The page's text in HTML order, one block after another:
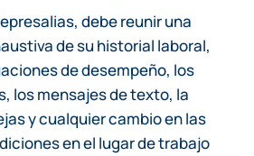
debe reunir una
de su historial laboral,
de desempeño, los
los mensajes de texto, la
y cualquier cambio en las
en el lugar de trabajo